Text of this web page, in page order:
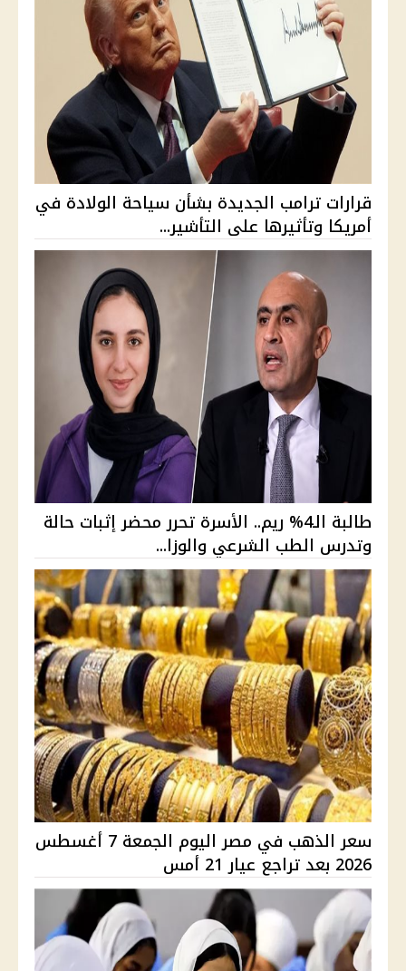
قرارات ترامب الجديدة بشأن سياحة الولادة في
أمريكا وتأثيرها على التأشير...
طالبة الـ4% ريم.. الأسرة تحرر محضر إثبات حالة
وتدرس الطب الشرعي والوزا...
سعر الذهب في مصر اليوم الجمعة 7 أغسطس
2026 بعد تراجع عيار 21 أمس